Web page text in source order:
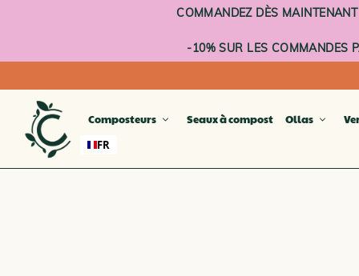
COMMANDEZ DÈS
-10% SUR LES COMMANDES
Composteurs Seaux à compost Ollas
FR